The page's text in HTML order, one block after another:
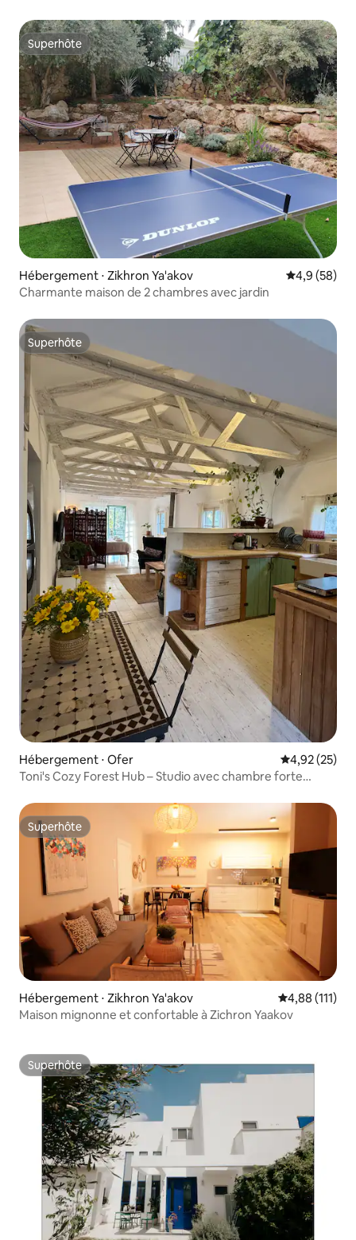
Superhôte
Superhôte
Hébergement ⋅ Zikhron Ya'akov Évaluation
4,9 (58)
Charmante maison de 2 chambres avec jardin
Superhôte
Superhôte
Hébergement ⋅ Ofer Évaluation
4,92 (25)
Toni's Cozy Forest Hub – Studio avec chambre forte
Superhôte
Superhôte
Hébergement ⋅ Zikhron Ya'akov Évaluation
4,88 (111)
Maison mignonne et confortable à Zichron Yaakov
Superhôte
Superhôte